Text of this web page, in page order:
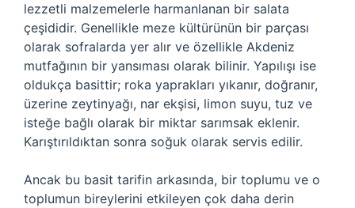
lezzetli malzemelerle harmanlanan bir salata
çeşididir. Genellikle meze kültürünün bir parçası
olarak sofralarda yer alır ve özellikle Akdeniz
mutfağının bir yansıması olarak bilinir. Yapılışı ise
oldukça basittir; roka yaprakları yıkanır, doğranır,
üzerine zeytinyağı, nar ekşisi, limon suyu, tuz ve
isteğe bağlı olarak bir miktar sarımsak eklenir.
Karıştırıldıktan sonra soğuk olarak servis edilir.
Ancak bu basit tarifin arkasında, bir toplumu ve o
toplumun bireylerini etkileyen çok daha derin